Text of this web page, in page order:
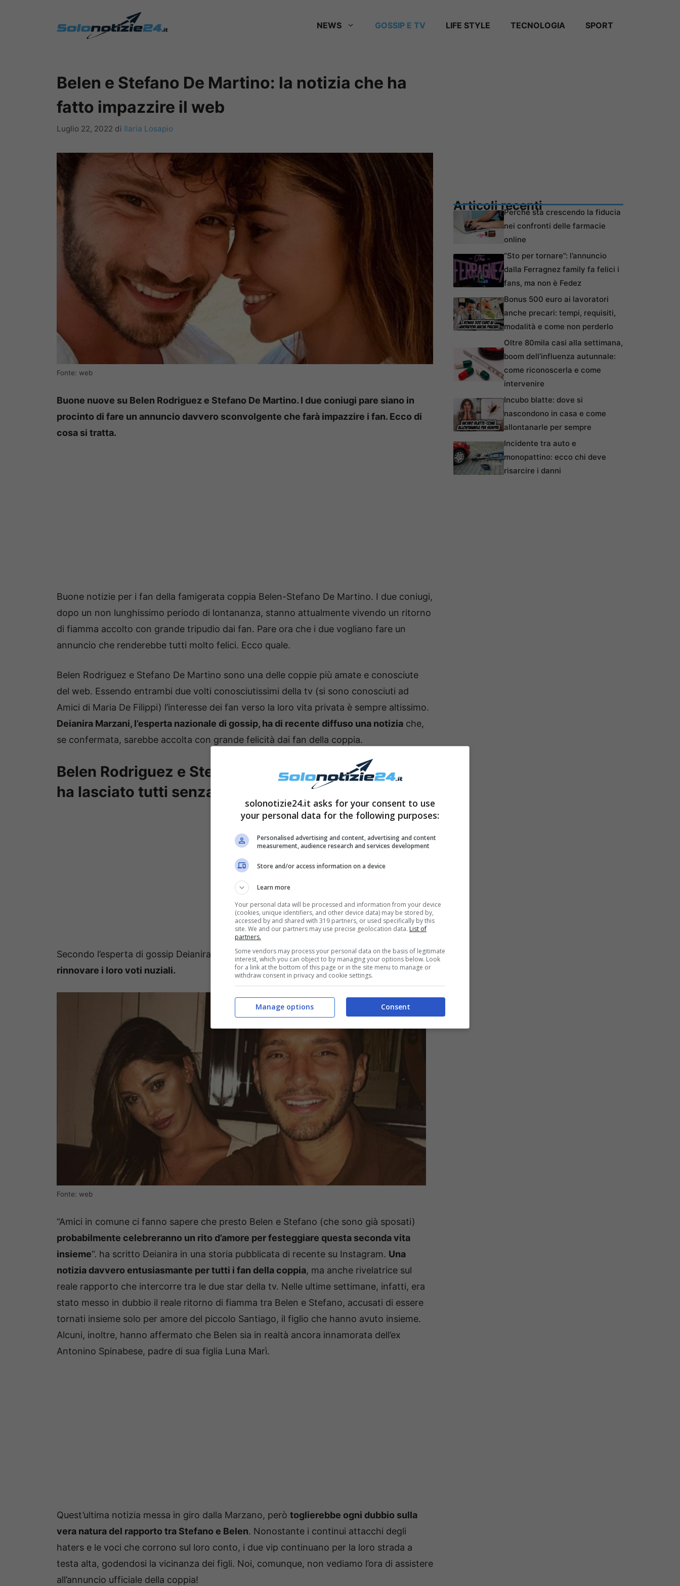
NEWS GOSSIP E TV LIFE STYLE TECNOLOGIA SPORT
Belen e Stefano De Martino: la notizia che ha
fatto impazzire il web
Luglio 22, 2022 di Ilaria Losapio
Fonte: web
Buone nuove su Belen Rodriguez e Stefano De Martino. I due coniugi pare siano in
procinto di fare un annuncio davvero sconvolgente che farà impazzire i fan. Ecco di
cosa si tratta.
Buone notizie per i fan della famigerata coppia Belen-Stefano De Martino. I due coniugi,
dopo un non lunghissimo periodo di lontananza, stanno attualmente vivendo un ritorno
di fiamma accolto con grande tripudio dai fan. Pare ora che i due vogliano fare un
annuncio che renderebbe tutti molto felici. Ecco quale.
Belen Rodriguez e Stefano De Martino sono una delle coppie più amate e conosciute
del web. Essendo entrambi due volti conosciutissimi della tv (si sono conosciuti ad
Amici di Maria De Filippi) l’interesse dei fan verso la loro vita privata è sempre altissimo.
Deianira Marzani, l’esperta nazionale di gossip, ha di recente diffuso una notizia che,
se confermata, sarebbe accolta con grande felicità dai fan della coppia.
Belen Rodriguez e Stefano De Martino: la notizia che
ha lasciato tutti senza parole
Secondo l’esperta di gossip Deianira Marzano,Belen e Stefano sarebbero pronti a
rinnovare i loro voti nuziali.
Fonte: web
“Amici in comune ci fanno sapere che presto Belen e Stefano (che sono già sposati)
probabilmente celebreranno un rito d’amore per festeggiare questa seconda vita
insieme“. ha scritto Deianira in una storia pubblicata di recente su Instagram. Una
notizia davvero entusiasmante per tutti i fan della coppia, ma anche rivelatrice sul
reale rapporto che intercorre tra le due star della tv. Nelle ultime settimane, infatti, era
stato messo in dubbio il reale ritorno di fiamma tra Belen e Stefano, accusati di essere
tornati insieme solo per amore del piccolo Santiago, il figlio che hanno avuto insieme.
Alcuni, inoltre, hanno affermato che Belen sia in realtà ancora innamorata dell’ex
Antonino Spinabese, padre di sua figlia Luna Marì.
Quest’ultima notizia messa in giro dalla Marzano, però toglierebbe ogni dubbio sulla
vera natura del rapporto tra Stefano e Belen. Nonostante i continui attacchi degli
haters e le voci che corrono sul loro conto, i due vip continuano per la loro strada a
testa alta, godendosi la vicinanza dei figli. Noi, comunque, non vediamo l’ora di assistere
all’annuncio ufficiale della coppia!
Articoli recentiPerché sta crescendo la fiducia
nei confronti delle farmacie
online
“Sto per tornare”: l’annuncio
dalla Ferragnez family fa felici i
fans, ma non è Fedez
Bonus 500 euro ai lavoratori
anche precari: tempi, requisiti,
modalità e come non perderlo
Oltre 80mila casi alla settimana,
boom dell’influenza autunnale:
come riconoscerla e come
intervenire
Incubo blatte: dove si
nascondono in casa e come
allontanarle per sempre
Incidente tra auto e
monopattino: ecco chi deve
risarcire i danni
solonotizie24.it asks for your consent to use
your personal data for the following purposes:
Personalised advertising and content, advertising and content
measurement, audience research and services development
Store and/or access information on a device
Learn more
Your personal data will be processed and information from your device
(cookies, unique identifiers, and other device data) may be stored by,
accessed by and shared with 319 partners, or used specifically by this
site. We and our partners may use precise geolocation data. List of
partners.
Some vendors may process your personal data on the basis of legitimate
interest, which you can object to by managing your options below. Look
for a link at the bottom of this page or in the site menu to manage or
withdraw consent in privacy and cookie settings.
Consent
Manage options